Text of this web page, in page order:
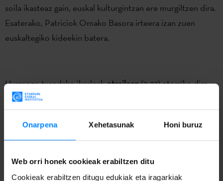
Onarpena Xehetasunak Honi buruz
Web orri honek cookieak erabiltzen ditu
Cookieak erabiltzen ditugu edukiak eta iragarkiak
soila ikasteaz gain, euskal kulturgintzan ere murgiltzen dira.
Esaterako, Patriciok Omako Basora irteera izan zuen
euskaltegiko kideekin batera.
Hurrengo txandako ikasleakotsailean(2-27) etorriko dira
Zornotzara, euskalgintzan murgiltzeko prest. 4 izango dira
guztira, etaChile eta Argentinatik etorriko dira.
den astean, ordea,Omako Basoanzegoen, Athleticen